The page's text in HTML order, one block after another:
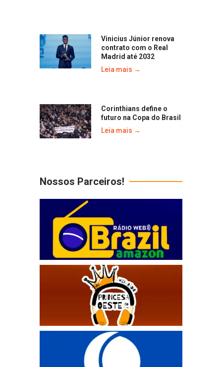
Vinicius Júnior renova
contrato com o Real
Madrid até 2032
Leia mais →
Corinthians define o
futuro na Copa do Brasil
Leia mais →
Nossos Parceiros!